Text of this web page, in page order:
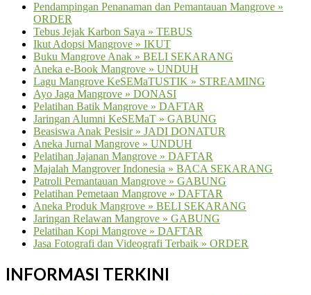
Pendampingan Penanaman dan Pemantauan Mangrove »
ORDER
Tebus Jejak Karbon Saya » TEBUS
Ikut Adopsi Mangrove » IKUT
Buku Mangrove Anak » BELI SEKARANG
Aneka e-Book Mangrove » UNDUH
Lagu Mangrove KeSEMaTUSTIK » STREAMING
Ayo Jaga Mangrove » DONASI
Pelatihan Batik Mangrove » DAFTAR
Jaringan Alumni KeSEMaT » GABUNG
Beasiswa Anak Pesisir » JADI DONATUR
Aneka Jurnal Mangrove » UNDUH
Pelatihan Jajanan Mangrove » DAFTAR
Majalah Mangrover Indonesia » BACA SEKARANG
Patroli Pemantauan Mangrove » GABUNG
Pelatihan Pemetaan Mangrove » DAFTAR
Aneka Produk Mangrove » BELI SEKARANG
Jaringan Relawan Mangrove » GABUNG
Pelatihan Kopi Mangrove » DAFTAR
Jasa Fotografi dan Videografi Terbaik » ORDER
INFORMASI TERKINI